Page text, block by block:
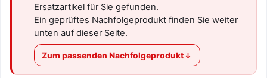
Ersatzartikel für Sie gefunden.
Ein geprüftes Nachfolgeprodukt finden Sie weiter
unten auf dieser Seite.
Zum passenden Nachfolgeprodukt